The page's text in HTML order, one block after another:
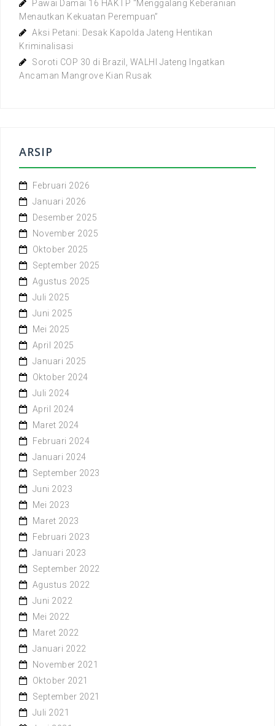
Pawai Damai 16 HAKTP “Menggalang Keberanian
Menautkan Kekuatan Perempuan”
Aksi Petani: Desak Kapolda Jateng Hentikan
Kriminalisasi
Soroti COP 30 di Brazil, WALHI Jateng Ingatkan
Ancaman Mangrove Kian Rusak
ARSIP
Februari 2026
Januari 2026
Desember 2025
November 2025
Oktober 2025
September 2025
Agustus 2025
Juli 2025
Juni 2025
Mei 2025
April 2025
Januari 2025
Oktober 2024
Juli 2024
April 2024
Maret 2024
Februari 2024
Januari 2024
September 2023
Juni 2023
Mei 2023
Maret 2023
Februari 2023
Januari 2023
September 2022
Agustus 2022
Juni 2022
Mei 2022
Maret 2022
Januari 2022
November 2021
Oktober 2021
September 2021
Juli 2021